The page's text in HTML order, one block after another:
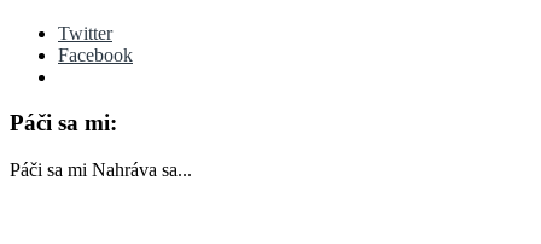
Twitter
Facebook
Páči sa mi:
Páči sa mi Nahráva sa...